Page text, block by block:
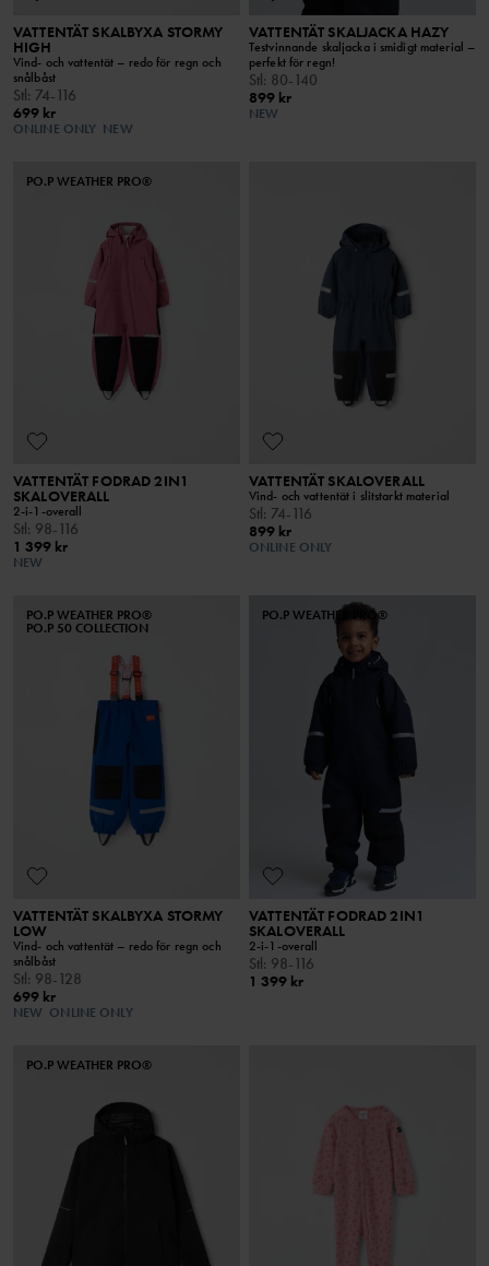
VATTENTÄT SKALBYXA STORMY
HIGH
Vind- och vattentät – redo för regn och
snålbåst
Stl: 74-116
699 kr
ONLINE ONLY NEW
VATTENTÄT SKALJACKA HAZY
Testvinnande skaljacka i smidigt material –
perfekt för regn!
Stl: 80-140
899 kr
NEW
PO.P WEATHER PRO®
VATTENTÄT FODRAD 2IN1
SKALOVERALL
2-i-1-overall
Stl: 98-116
1 399 kr
NEW
VATTENTÄT SKALOVERALL
Vind- och vattentät i slitstarkt material
Stl: 74-116
899 kr
ONLINE ONLY
PO.P WEATHER PRO®
PO.P 50 COLLECTION
VATTENTÄT SKALBYXA STORMY
LOW
Vind- och vattentät – redo för regn och
snålbåst
Stl: 98-128
699 kr
NEW ONLINE ONLY
PO.P WEATHER PRO®
VATTENTÄT FODRAD 2IN1
SKALOVERALL
2-i-1-overall
Stl: 98-116
1 399 kr
PO.P WEATHER PRO®